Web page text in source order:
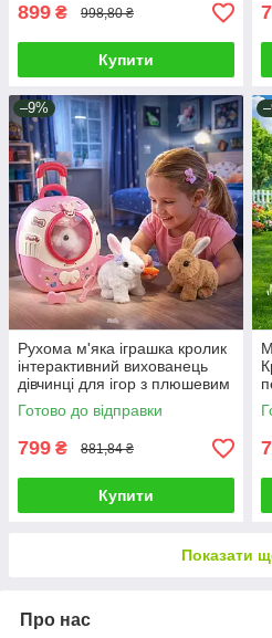
899 ₴ 998,80 ₴
Купити
–9%
Рухома м'яка іграшка кролик
інтерактивний вихованець
дівчинці для ігор з плюшевим
улюбленцем 3 види ходить
звуки на повідку
Готово до відправки
799 ₴ 881,84 ₴
Купити
Показати
Про нас